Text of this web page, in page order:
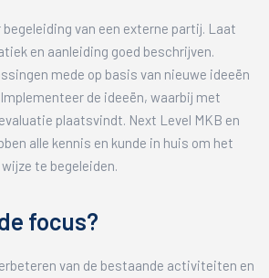
van een externe partij. Laat
en aanleiding goed beschrijven.
mede op basis van nieuwe ideeën
de ideeën, waarbij met
plaatsvindt. Next Level MKB en
alle kennis en kunde in huis om het
te begeleiden.
focus?
van de bestaande activiteiten en